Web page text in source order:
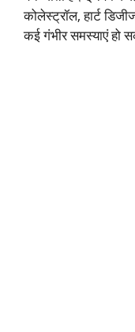
कोलेस्ट्रॉल, हार्ट
कई गंभीर समस्याएं हो